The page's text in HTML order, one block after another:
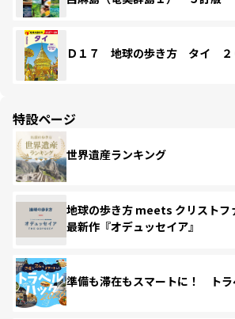
Ｄ１７ 地球の歩き方 タイ ２
特設ページ
世界遺産ランキング
地球の歩き方 meets クリストフ
最新作『オデュッセイア』
準備も滞在もスマートに！ トラ